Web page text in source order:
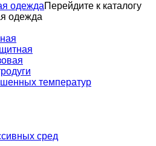
одеждаПерейдите к каталогу
одежда
температур
сред